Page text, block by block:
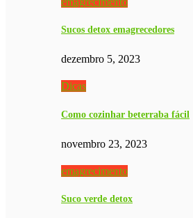
Sucos detox emagrecedores
dezembro 5, 2023
Dicas
Como cozinhar beterraba fácil
novembro 23, 2023
emagrecimento
Suco verde detox